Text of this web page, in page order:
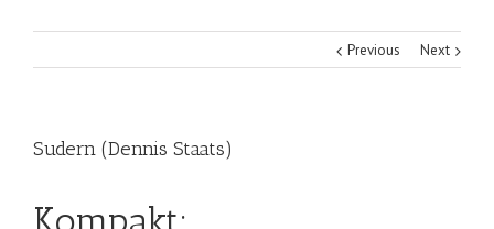
Previous Next
Sudern (Dennis Staats)